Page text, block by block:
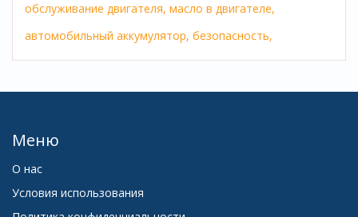
обслуживание двигателя, масло в двигателе,
автомобильный аккумулятор, безопасность,
Меню
О нас
Условия использования